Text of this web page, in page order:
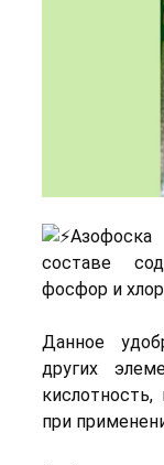
составе
фосфор и
Данное
других
при